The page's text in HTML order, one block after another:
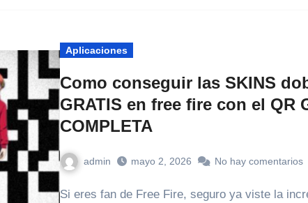
Aplicaciones
Como conseguir las SKINS
GRATIS en free fire con el QR
COMPLETA
admin mayo 2, 2026 No hay comentarios
Si eres fan de Free Fire, seguro ya viste la increíble